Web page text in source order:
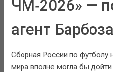
ЧМ‑2026» —
агент Барбоза
Сборная России по футболу
мира вполне могла бы